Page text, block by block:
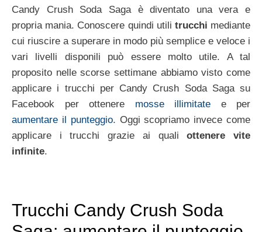
Candy Crush Soda Saga è diventato una vera e
propria mania. Conoscere quindi utili trucchi mediante
cui riuscire a superare in modo più semplice e veloce i
vari livelli disponili può essere molto utile. A tal
proposito nelle scorse settimane abbiamo visto come
applicare i trucchi per Candy Crush Soda Saga su
Facebook per ottenere mosse illimitate e per
aumentare il punteggio. Oggi scopriamo invece come
applicare i trucchi grazie ai qualiottenere vite
infinite.
Trucchi Candy Crush Soda